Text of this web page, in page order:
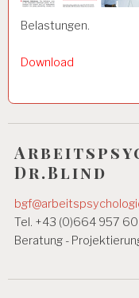
Belastungen.
Download
Dr.Blind
Tel. +43 (0)664 957
Beratung -